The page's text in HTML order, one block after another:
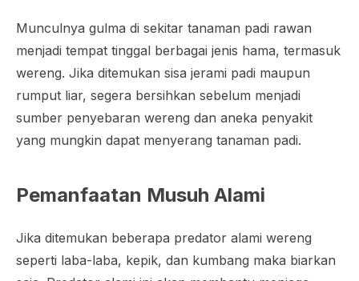
Munculnya gulma di sekitar tanaman padi rawan
menjadi tempat tinggal berbagai jenis hama, termasuk
wereng. Jika ditemukan sisa jerami padi maupun
rumput liar, segera bersihkan sebelum menjadi
sumber penyebaran wereng dan aneka penyakit
yang mungkin dapat menyerang tanaman padi.
Pemanfaatan Musuh Alami
Jika ditemukan beberapa predator alami wereng
seperti laba-laba, kepik, dan kumbang maka biarkan